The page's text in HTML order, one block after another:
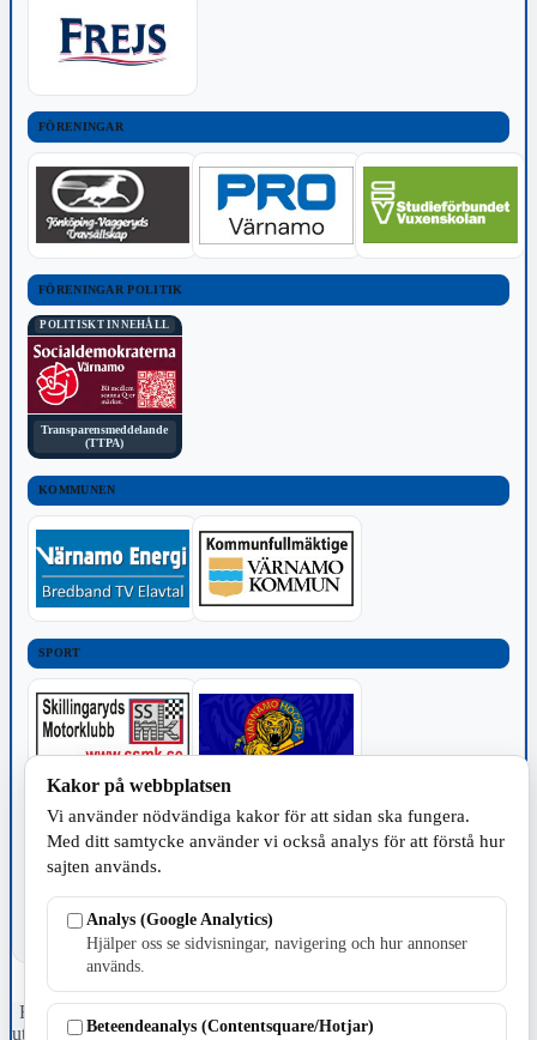
FÖRENINGAR
FÖRENINGAR POLITIK
POLITISKT INNEHÅLL
Transparensmeddelande
(TTPA)
KOMMUNEN
SPORT
TILLVERKNING
Fristående webbtidningsföretag grundat 1991 som sedan 2002 ger
ut tidningen Skillingaryd.nu och 2010 lanserades Värnamo.nu. Från
Kakor på webbplatsen
Vi använder nödvändiga kakor för att sidan ska fungera.
Med ditt samtycke använder vi också analys för att förstå hur
sajten används.
Analys (Google Analytics)
Hjälper oss se sidvisningar, navigering och hur annonser
används.
Beteendeanalys (Contentsquare/Hotjar)